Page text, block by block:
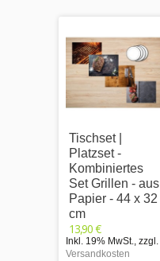
Tischset |
Platzset -
Kombiniertes
Set Grillen - aus
Papier - 44 x 32
cm
13,90 €
Inkl. 19% MwSt., zzgl.
Versandkosten